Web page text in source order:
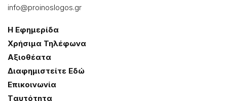
info@proinoslogos.gr
Η Εφημερίδα
Χρήσɩμα Τηλέφωνα
Αξɩοθέατα
Δɩαφημɩστείτε Εδώ
Επɩκοɩνωνία
Tαυτότητα